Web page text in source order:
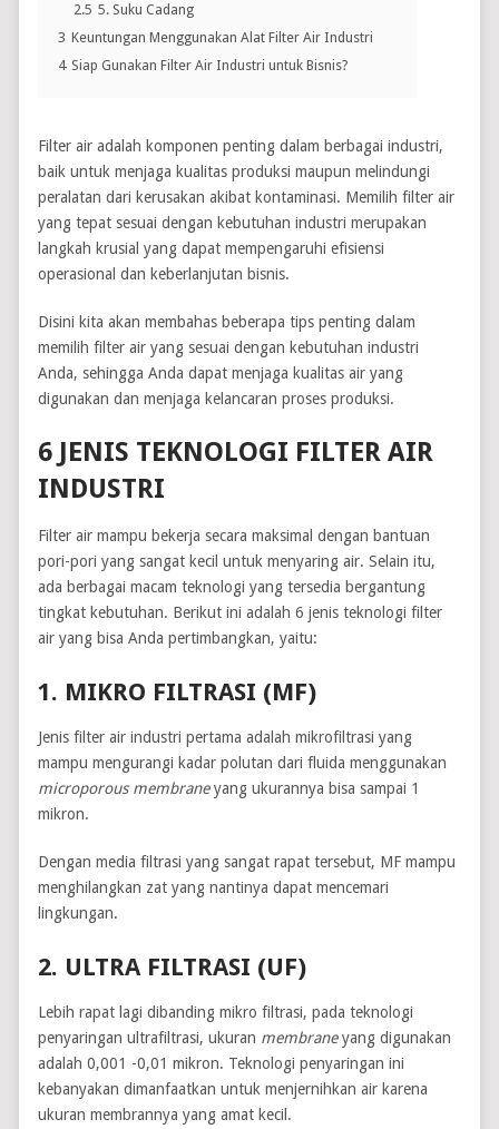
2.5 5. Suku Cadang
3 Keuntungan Menggunakan Alat Filter Air Industri
4 Siap Gunakan Filter Air Industri untuk Bisnis?
Filter air adalah komponen penting dalam berbagai industri,
baik untuk menjaga kualitas produksi maupun melindungi
peralatan dari kerusakan akibat kontaminasi. Memilih filter air
yang tepat sesuai dengan kebutuhan industri merupakan
langkah krusial yang dapat mempengaruhi efisiensi
operasional dan keberlanjutan bisnis.
Disini kita akan membahas beberapa tips penting dalam
memilih filter air yang sesuai dengan kebutuhan industri
Anda, sehingga Anda dapat menjaga kualitas air yang
digunakan dan menjaga kelancaran proses produksi.
6 JENIS TEKNOLOGI FILTER AIR
INDUSTRI
Filter air mampu bekerja secara maksimal dengan bantuan
pori-pori yang sangat kecil untuk menyaring air. Selain itu,
ada berbagai macam teknologi yang tersedia bergantung
tingkat kebutuhan. Berikut ini adalah 6 jenis teknologi filter
air yang bisa Anda pertimbangkan, yaitu:
1. MIKRO FILTRASI (MF)
Jenis filter air industri pertama adalah mikrofiltrasi yang
mampu mengurangi kadar polutan dari fluida menggunakan
microporous membraneyang ukurannya bisa sampai 1
mikron.
Dengan media filtrasi yang sangat rapat tersebut, MF mampu
menghilangkan zat yang nantinya dapat mencemari
lingkungan.
2. ULTRA FILTRASI (UF)
Lebih rapat lagi dibanding mikro filtrasi, pada teknologi
penyaringan ultrafiltrasi, ukuran membraneyang digunakan
adalah 0,001 -0,01 mikron. Teknologi penyaringan ini
kebanyakan dimanfaatkan untuk menjernihkan air karena
ukuran membrannya yang amat kecil.